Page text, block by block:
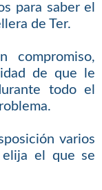
para saber el
de Ter.
compromiso,
de que le
todo el
varios
el que se